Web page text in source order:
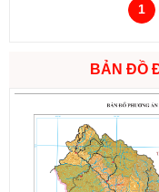
1
BẢN ĐỒ